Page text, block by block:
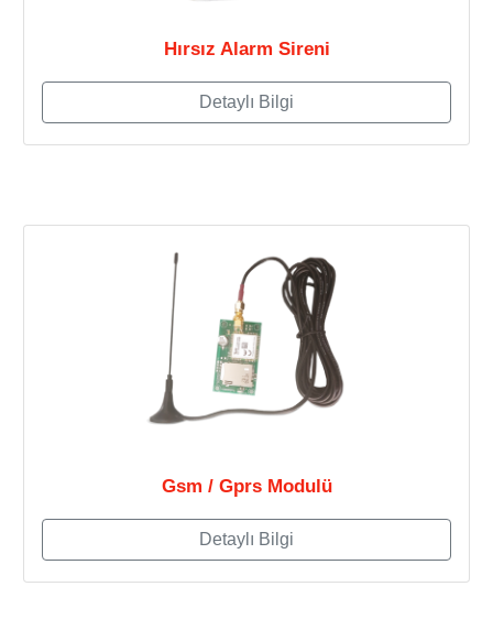
Hırsız Alarm Sireni
Detaylı Bilgi
Gsm / Gprs Modulü
Detaylı Bilgi